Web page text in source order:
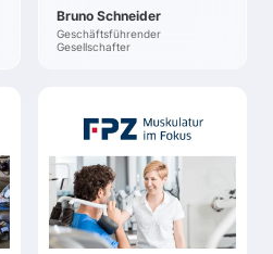
Bruno Schneider
Geschäftsführender
Gesellschafter
entwickelt, das
relevanteste wurde auf
Klarheit über den Weg
(Ziele, Handlungsfelder,
Projekte) für die
nächsten drei bis fünf
Jahre
FPZ
Dr. Frank
Schifferdecker-Hoch
ZIELE
Klares Warum, dem das
gesamte Team folgt